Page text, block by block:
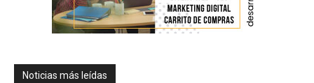
Noticias más leídas